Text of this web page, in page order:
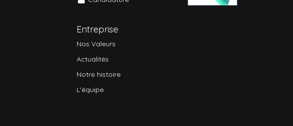
Entreprise
Nos Valeurs
Actualités
Notre histoire
L'équipe